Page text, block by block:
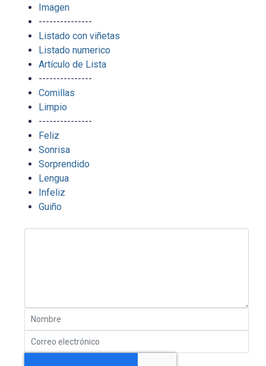
Imagen
---------------
Listado con viñetas
Listado numerico
Artículo de Lista
---------------
Comillas
Limpio
---------------
Feliz
Sonrisa
Sorprendido
Lengua
Infeliz
Guiño